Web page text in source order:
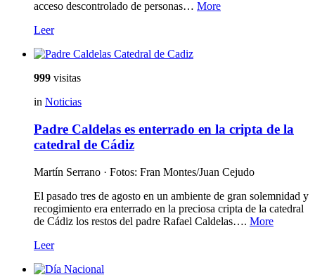
acceso descontrolado de personas… More
Leer
999 visitas
in Noticias
Padre Caldelas es enterrado en la cripta de la
catedral de Cádiz
Martín Serrano · Fotos: Fran Montes/Juan Cejudo
El pasado tres de agosto en un ambiente de gran solemnidad y
recogimiento era enterrado en la preciosa cripta de la catedral
de Cádiz los restos del padre Rafael Caldelas…. More
Leer